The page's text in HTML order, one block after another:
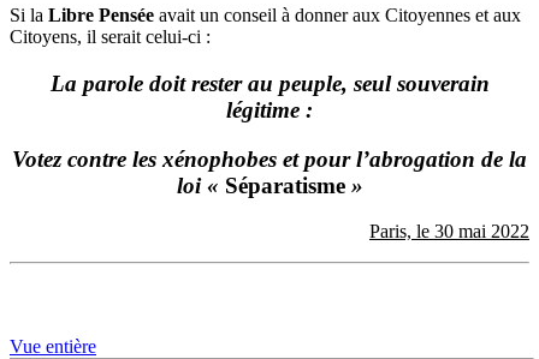
Si la Libre Pensée avait un conseil à donner aux Citoyennes et aux
Citoyens, il serait celui-ci :
La parole doit rester au peuple, seul souverain
légitime :
Votez contre les xénophobes et pour l’abrogation de la
loi « Séparatisme»
Paris, le 30 mai 2022
Vue entière